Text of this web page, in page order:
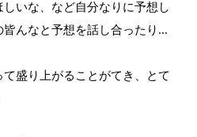
いな、など自分なりに予想し
んなと予想を話し合ったり...
盛り上がることがてき、とて